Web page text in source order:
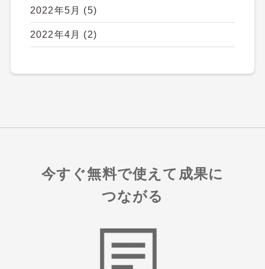
2022年5月 (5)
2022年4月 (2)
今すぐ無料で使えて成果に
つながる